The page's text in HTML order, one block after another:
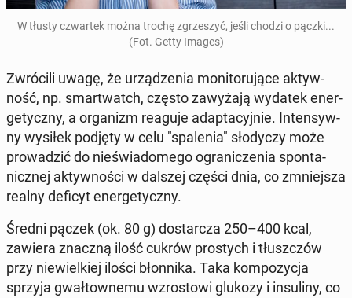
W tłusty czwar­tek można trochę zgrze­szyć, jeśli chodzi o pączki...
(Fot. Getty Images)
Zwró­ci­li uwagę, że urzą­dze­nia mo­ni­to­ru­ją­ce ak­tyw­
ność, np. smar­twatch, często za­wy­ża­ją wydatek ener­
ge­tycz­ny, a or­ga­nizm reaguje ad­ap­ta­cyj­nie. In­ten­syw­
ny wysiłek podjęty w celu "spa­le­nia" sło­dy­czy może
pro­wa­dzić do nie­świa­do­me­go ogra­ni­cze­nia spon­ta­
nicz­nej ak­tyw­no­ści w dalszej części dnia, co zmniej­sza
realny deficyt ener­ge­tycz­ny.
Średni pączek (ok. 80 g) do­star­cza 250–400 kcal,
zawiera znaczną ilość cukrów pro­stych i tłusz­czów
przy nie­wiel­kiej ilości błon­ni­ka. Taka kom­po­zy­cja
sprzyja gwał­tow­ne­mu wzro­sto­wi glukozy i in­su­li­ny, co